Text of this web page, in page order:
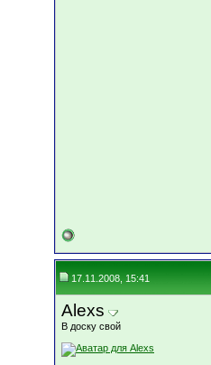
17.11.2008, 15:41
Alexs
В доску свой